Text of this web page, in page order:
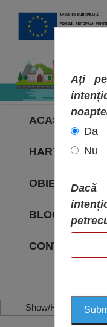
ACASA
HARTA
OBIECTIVE
BLOG
CONTACT
Show/Hide Left Side
Ați
Da
Nu